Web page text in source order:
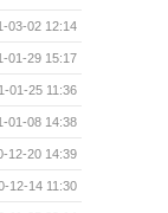
03-02 12:14
01-29 15:17
01-25 11:36
01-08 14:38
12-20 14:39
12-14 11:30